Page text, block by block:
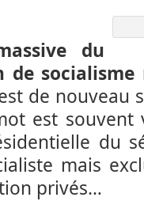
du
de
de nouveau
est souvent
du
mais
privés…